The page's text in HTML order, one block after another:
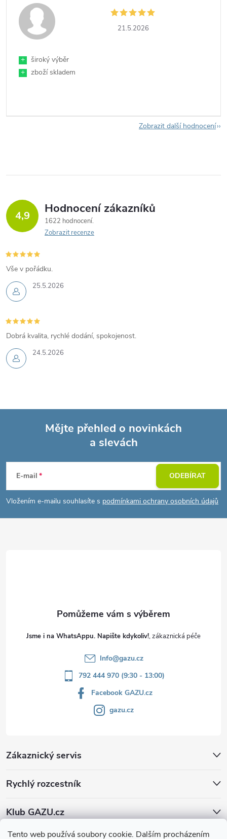
Tento web používá soubory cookie. Dalším procházením
21.5.2026
+
široký výběr
+
zboží skladem
Zobrazit další hodnocení
4,9 Hodnocení zákazníků
1622 hodnocení
Zobrazit recenze
25.5.2026
Vše v pořádku.
24.5.2026
Dobrá kvalita, rychlé dodání, spokojenost.
p
Mějte přehled o novinkách
a slevách
E-mail
Vložením e-mailu souhlasíte s podmínkami ochrany osobních údajů
ODEBÍRAT
Jsme i na WhatsAppu. Napište kdykoliv!
Info@gazu.cz
792 444 970 (9:30 - 13:00)
Facebook GAZU.cz
gazu.cz
Zákaznický servis
Rychlý rozcestník
Klub GAZU.cz